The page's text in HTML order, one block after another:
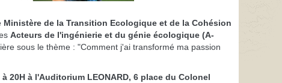
Ministère de la Transition Ecologique et de la Cohésion
Acteurs de l'ingénierie et du génie écologique (A-
sous le thème : "Comment j'ai transformé ma passion
à 20H à l'Auditorium LEONARD, 6 place du Colonel